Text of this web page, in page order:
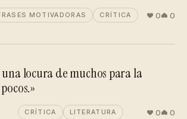
MOTIVADORAS CRÍTICA 0 0
una locura de muchos para la
CRÍTICA LITERATURA 0 0